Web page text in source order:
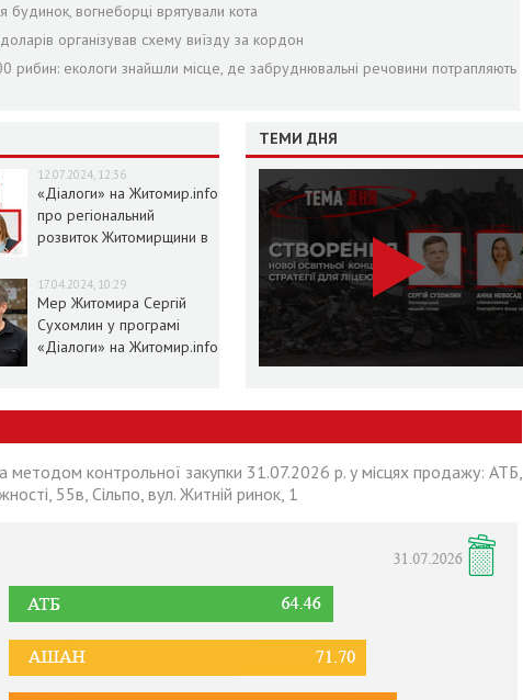
будинок, вогнеборці врятували кота
організував схему виїзду за кордон
рибин: екологи знайшли місце, де забруднювальні речовини потрапляють
12.07.2024, 12:36
«Діалоги» на Житомир.info
про регіональний
розвиток Житомирщини в
17.04.2024, 10:29
Мер Житомира Сергій
Сухомлин у програмі
«Діалоги» на Житомир.info
ТЕМИ ДНЯ
методом контрольної закупки 31.07.2026 р. у місцях продажу: АТБ,
55в, Сільпо, вул. Житній ринок, 1